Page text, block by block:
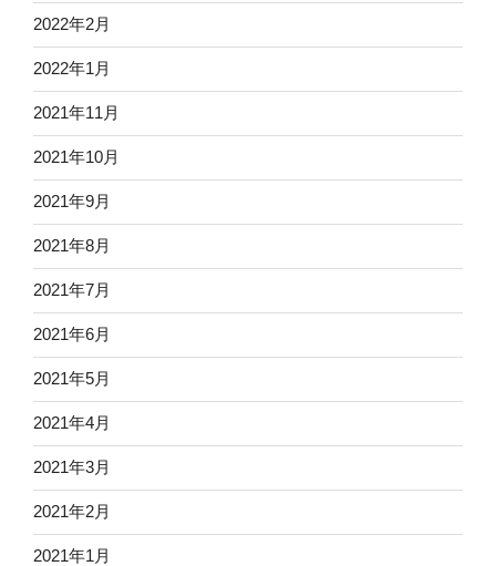
2022年2月
2022年1月
2021年11月
2021年10月
2021年9月
2021年8月
2021年7月
2021年6月
2021年5月
2021年4月
2021年3月
2021年2月
2021年1月